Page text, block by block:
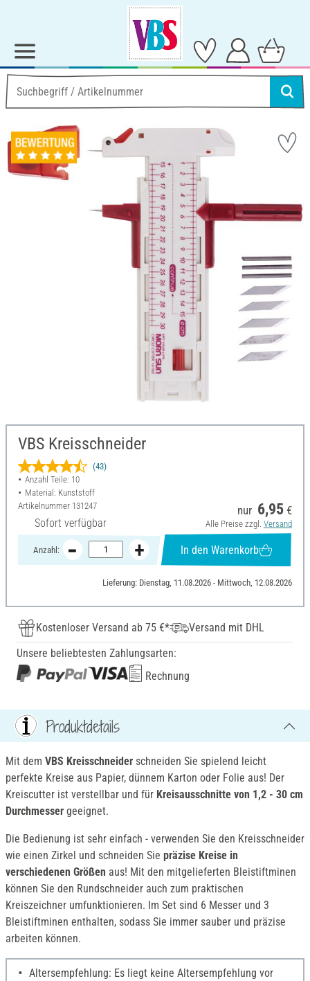
VBS Kreisschneider
(43)
Anzahl Teile: 10
Material: Kunststoff
Artikelnummer 131247
Sofort verfügbar
nur 6,95 €
Alle Preise zzgl. Versand
Anzahl: In den Warenkorb
Lieferung: Dienstag, 11.08.2026 - Mittwoch, 12.08.2026
Kostenloser Versand ab 75 €*
Versand mit DHL
Unsere beliebtesten Zahlungsarten:
Rechnung
Produktdetails
Mit dem VBS Kreisschneider schneiden Sie spielend leicht
perfekte Kreise aus Papier, dünnem Karton oder Folie aus! Der
Kreiscutter ist verstellbar und für Kreisausschnitte von 1,2 - 30 cm
Durchmesser geeignet.
Die Bedienung ist sehr einfach - verwenden Sie den Kreisschneider
wie einen Zirkel und schneiden Sie präzise Kreise in
verschiedenen Größen aus! Mit den mitgelieferten Bleistiftminen
können Sie den Rundschneider auch zum praktischen
Kreiszeichner umfunktionieren. Im Set sind 6 Messer und 3
Bleistiftminen enthalten, sodass Sie immer sauber und präzise
arbeiten können.
Altersempfehlung: Es liegt keine Altersempfehlung vor